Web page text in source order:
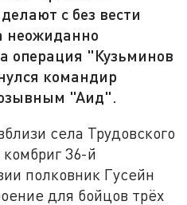
с без вести
неожиданно
операция "Кузьминов
командир
"Аид".
села Трудовского
комбриг 36-й
полковник Гусейн
для бойцов трёх